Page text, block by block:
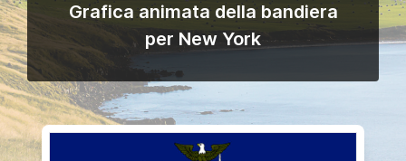
Grafica animata della bandiera
per New York